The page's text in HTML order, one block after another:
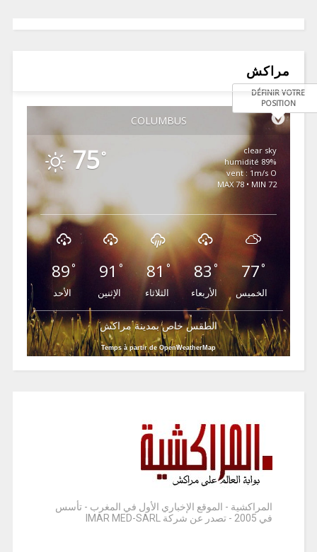
مراكش
COLUMBUS
DÉFINIR VOTRE
POSITION
75 °
clear sky
89% humidité
vent : 1m/s O
MAX 78 • MIN 72
89°
الأحد
91°
الإثنين
81°
الثلاثاء
83 °
الأربعاء
77°
الخميس
الطقس خاص بمدينة مراكش
Temps à partir de OpenWeatherMap
المراكشية - الموقع الإخباري الأول في المغرب - تأسس
في 2005 - تصدر عن شركة IMAR MED-SARL